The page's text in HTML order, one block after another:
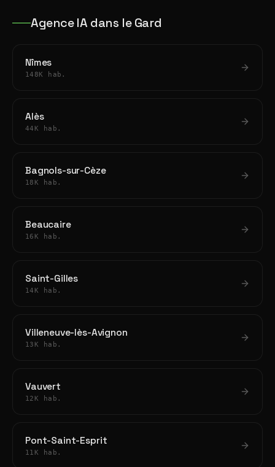
Agence IA dans le Gard
Nîmes
148K hab.
Alès
44K hab.
Bagnols-sur-Cèze
18K hab.
Beaucaire
16K hab.
Saint-Gilles
14K hab.
Villeneuve-lès-Avignon
13K hab.
Vauvert
12K hab.
Pont-Saint-Esprit
11K hab.